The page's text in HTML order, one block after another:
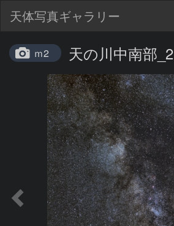
天体写真ギャラリー
ｍ2 天の川中南部_2